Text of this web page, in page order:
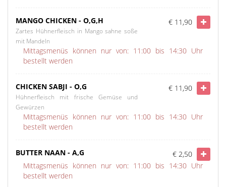
MANGO CHICKEN - O,G,H
Zartes Hühnerfleisch in Mango sahne soße
mit Mandeln
€ 11,90
Mittagsmenüs können nur von: 11:00 bis 14:30 Uhr
bestellt werden
CHICKEN SABJI - O,G
Hühnerfleisch mit frische Gemüse und
Gewürzen
€ 11,90
Mittagsmenüs können nur von: 11:00 bis 14:30 Uhr
bestellt werden
BUTTER NAAN - A,G
€ 2,50
Mittagsmenüs können nur von: 11:00 bis 14:30 Uhr
bestellt werden